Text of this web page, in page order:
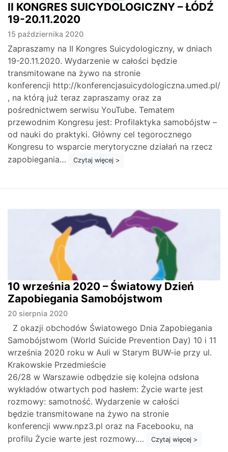
II KONGRES SUICYDOLOGICZNY – ŁÓDŹ
19-20.11.2020
15 października 2020
Zapraszamy na II Kongres Suicydologiczny, w dniach
19-20.11.2020. Wydarzenie w całości będzie
transmitowane na żywo na stronie
konferencji http://konferencjasuicydologiczna.umed.pl/
, na którą już teraz zapraszamy oraz za
pośrednictwem serwisu YouTube. Tematem
przewodnim Kongresu jest: Profilaktyka samobójstw –
od nauki do praktyki. Główny cel tegorocznego
Kongresu to wsparcie merytoryczne działań na rzecz
zapobiegania…
Czytaj więcej >
10 września 2020 – Światowy Dzień
Zapobiegania Samobójstwom
20 sierpnia 2020
Z okazji obchodów Światowego Dnia Zapobiegania
Samobójstwom (World Suicide Prevention Day) 10 i 11
września 2020 roku w Auli w Starym BUW-ie przy ul.
Krakowskie Przedmieście
26/28 w Warszawie odbędzie się kolejna odsłona
wykładów otwartych pod hasłem: Życie warte jest
rozmowy: samotność. Wydarzenie w całości
będzie transmitowane na żywo na stronie
konferencji www.npz3.pl oraz na Facebooku, na
profilu Życie warte jest rozmowy.…
Czytaj więcej >